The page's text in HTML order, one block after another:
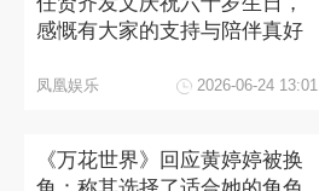
感慨有大家的支持与陪伴真好
凤凰娱乐 2026-06-24 13:01
《万花世界》回应黄婷婷被换